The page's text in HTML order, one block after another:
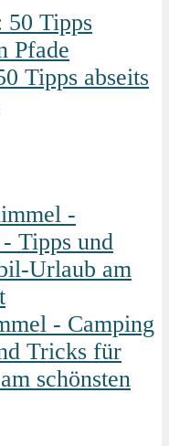
Tipps abseits
- Camping
Tricks für
schönsten